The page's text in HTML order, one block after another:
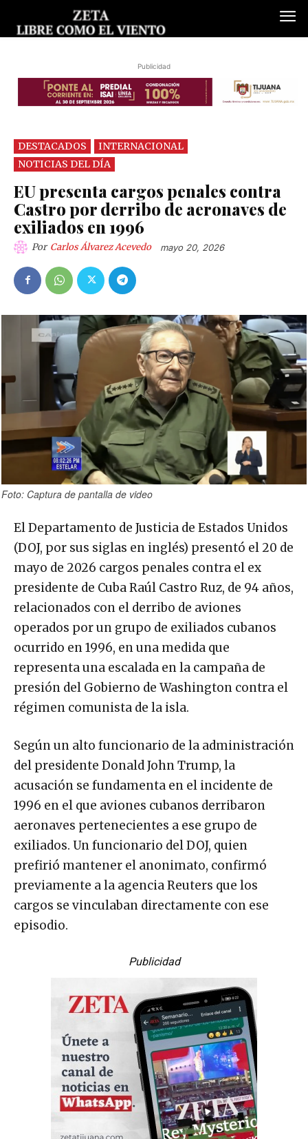
Publicidad
DESTACADOS
INTERNACIONAL
NOTICIAS DEL DÍA
EU presenta cargos penales contra
Castro por derribo de aeronaves de
exiliados en 1996
Por Carlos Álvarez Acevedo mayo 20, 2026
Foto: Captura de pantalla de video
El Departamento de Justicia de Estados Unidos
(DOJ, por sus siglas en inglés) presentó el 20 de
mayo de 2026 cargos penales contra el ex
presidente de Cuba Raúl Castro Ruz, de 94 años,
relacionados con el derribo de aviones
operados por un grupo de exiliados cubanos
ocurrido en 1996, en una medida que
representa una escalada en la campaña de
presión del Gobierno de Washington contra el
régimen comunista de la isla.
Según un alto funcionario de la administración
del presidente Donald John Trump, la
acusación se fundamenta en el incidente de
1996 en el que aviones cubanos derribaron
aeronaves pertenecientes a ese grupo de
exiliados. Un funcionario del DOJ, quien
prefirió mantener el anonimato, confirmó
previamente a la agencia Reuters que los
cargos se vinculaban directamente con ese
episodio.
Publicidad